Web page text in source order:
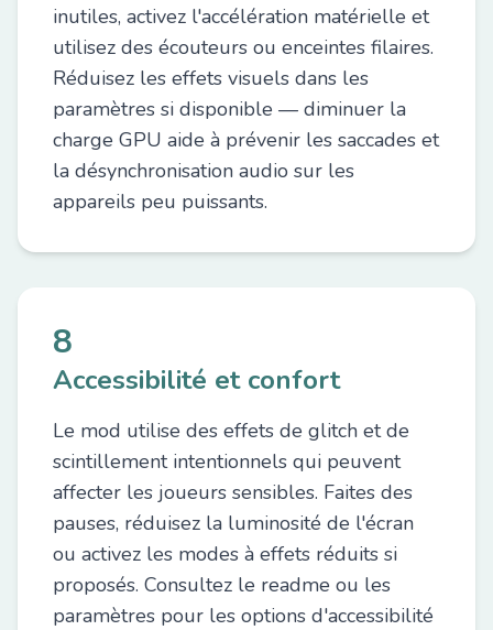
inutiles, activez l'accélération matérielle et
utilisez des écouteurs ou enceintes filaires.
Réduisez les effets visuels dans les
paramètres si disponible — diminuer la
charge GPU aide à prévenir les saccades et
la désynchronisation audio sur les
appareils peu puissants.
8
Accessibilité et confort
Le mod utilise des effets de glitch et de
scintillement intentionnels qui peuvent
affecter les joueurs sensibles. Faites des
pauses, réduisez la luminosité de l'écran
ou activez les modes à effets réduits si
proposés. Consultez le readme ou les
paramètres pour les options d'accessibilité